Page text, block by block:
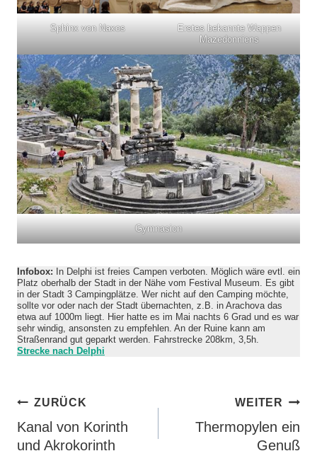
Sphinx von Naxos
Erstes bekannte Wappen
Mazedonniens
Gymnasion
Infobox: In Delphi ist freies Campen verboten. Möglich wäre evtl. ein
Platz oberhalb der Stadt in der Nähe vom Festival Museum. Es gibt
in der Stadt 3 Campingplätze. Wer nicht auf den Camping möchte,
sollte vor oder nach der Stadt übernachten, z.B. in Arachova das
etwa auf 1000m liegt. Hier hatte es im Mai nachts 6 Grad und es war
sehr windig, ansonsten zu empfehlen. An der Ruine kann am
Straßenrand gut geparkt werden. Fahrstrecke 208km, 3,5h.
Strecke nach Delphi
Beitragsnavigation
ZURÜCK
Kanal von Korinth
und Akrokorinth
WEITER
Thermopylen ein
Genuß